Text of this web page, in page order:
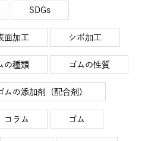
SDGs
面加工 シボ加工
の種類 ゴムの性質
ムの添加剤（配合剤）
コラム ゴム